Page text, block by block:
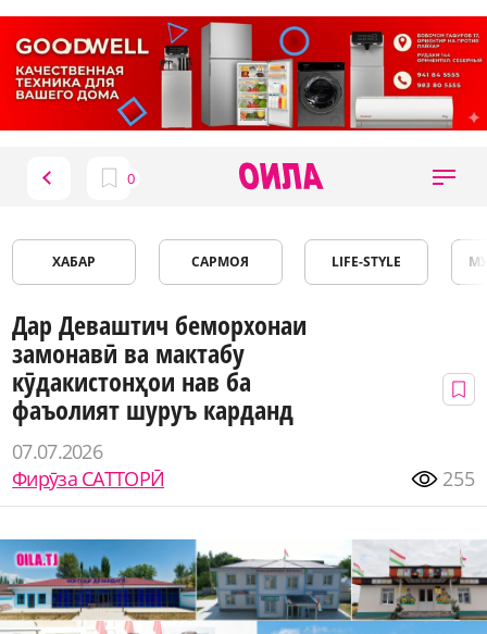
ХАБАР САРМОЯ LIFE-STYLE
Дар Деваштич беморхонаи
замонавӣ ва мактабу
кӯдакистонҳои нав ба
фаъолият шуруъ карданд
07.07.2026
Фирӯза САТТОРӢ
255